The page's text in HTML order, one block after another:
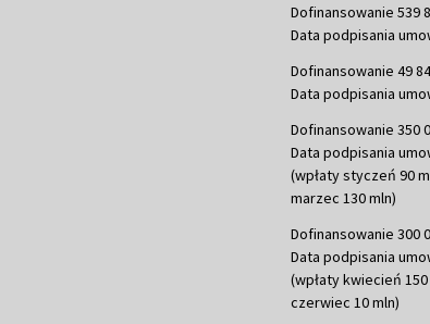
Dofinansowanie 539
Data podpisania
Dofinansowanie 49
Data podpisania
Dofinansowanie 350
Data podpisania
(wpłaty styczeń 90
marzec 130 mln)
Dofinansowanie 300
Data podpisania
(wpłaty kwiecień
czerwiec 10 mln)